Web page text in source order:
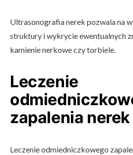
Ultrasonografia nerek pozwala na
struktury i wykrycie ewentualnych
kamienie nerkowe czy torbiele.
Leczenie
zapalenia nerek
Leczenie odmiedniczkowego